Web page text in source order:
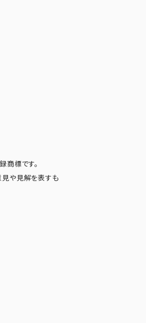
商標です。
見や見解を表すも